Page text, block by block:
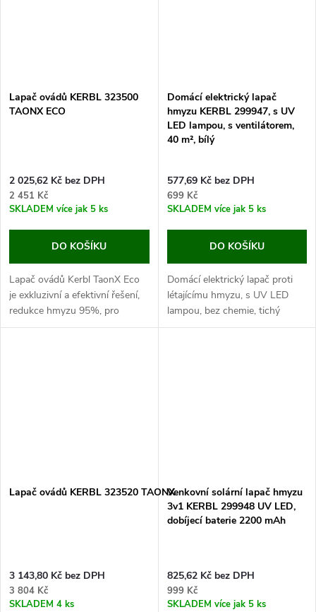
Lapač ovádů KERBL 323500
TAONX ECO
2 025,62 Kč bez DPH
2 451 Kč
SKLADEM více jak 5 ks
DO KOŠÍKU
Lapač ovádů Kerbl TaonX Eco
je exkluzivní a efektivní řešení,
redukce hmyzu 95%, pro
venkovní prostory o rozloze až
Domácí elektrický lapač
hmyzu KERBL 299947, s UV
LED lampou, s ventilátorem,
40 m², bílý
577,69 Kč bez DPH
699 Kč
SKLADEM více jak 5 ks
DO KOŠÍKU
Domácí elektrický lapač proti
létajícímu hmyzu, s UV LED
lampou, bez chemie, tichý
ventilátor, až 15 000 hodin, na
Lapač ovádů KERBL 323520 TAONX
3 143,80 Kč bez DPH
3 804 Kč
SKLADEM 4 ks
Venkovní solární lapač hmyzu
3v1 KERBL 299948 UV LED,
dobíjecí baterie 2200 mAh
825,62 Kč bez DPH
999 Kč
SKLADEM více jak 5 ks